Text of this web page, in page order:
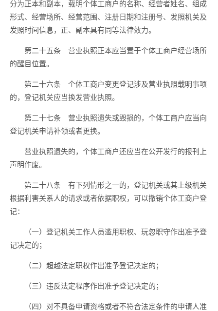
分为正本和副本，载明个体工商户的名称、经营者姓名、组成
形式、经营场所、经营范围、注册日期和注册号、发照机关及
发照时间信息，正、副本具有同等法律效力。
第二十五条 营业执照正本应当置于个体工商户经营场所
的醒目位置。
第二十六条 个体工商户变更登记涉及营业执照载明事项
的，登记机关应当换发营业执照。
第二十七条 营业执照遗失或毁损的，个体工商户应当向
登记机关申请补领或者更换。
营业执照遗失的，个体工商户还应当在公开发行的报刊上
声明作废。
第二十八条 有下列情形之一的，登记机关或其上级机关
根据利害关系人的请求或者依据职权，可以撤销个体工商户登
记：
（一）登记机关工作人员滥用职权、玩忽职守作出准予登
记决定的；
（二）超越法定职权作出准予登记决定的；
（三）违反法定程序作出准予登记决定的；
（四）对不具备申请资格或者不符合法定条件的申请人准